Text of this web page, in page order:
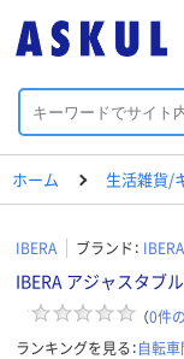
ホーム 生活雑貨/
IBERA ブランド： IBERA
IBERA アジャスタブ
（0件
ランキングを見る：自転